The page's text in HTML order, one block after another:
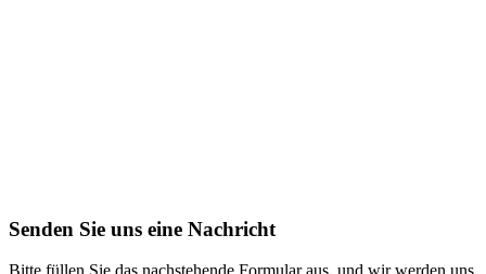
Senden Sie uns eine Nachricht